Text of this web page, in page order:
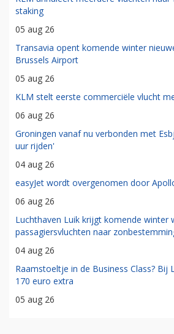
staking
05 aug 26
Transavia opent komende winter
Brussels Airport
05 aug 26
KLM stelt eerste commerciële vlucht
06 aug 26
Groningen vanaf nu verbonden met
uur rijden'
04 aug 26
easyJet wordt overgenomen door
06 aug 26
Luchthaven Luik krijgt komende winter
passagiersvluchten naar
04 aug 26
Raamstoeltje in de Business Class? Bij
170 euro extra
05 aug 26